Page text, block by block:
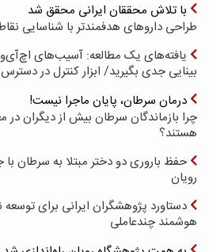
با تلاش محققان ایرانی محقق شد
طراحی داروهای هدفمندتر با شناسایی
یافته‌های یک مطالعه: آسیب‌های
بینایی جدی بگیرید/ ابزار کنترل در
درمان سرطان، پایان ماجرا نیست!
چرا بازماندگان سرطان بیش از دیگران
هستند؟
حفظ باروری دو دختر مبتلا به سرطان
رویان
دستاورد پژوهشگران ایرانی برای
هوشمند چندعاملی